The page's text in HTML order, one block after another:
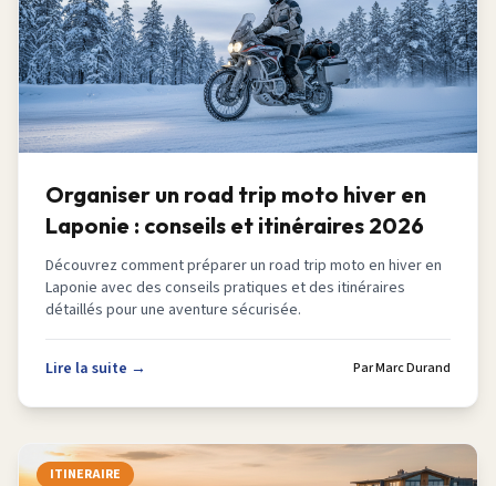
Organiser un road trip moto hiver en
Laponie : conseils et itinéraires 2026
Découvrez comment préparer un road trip moto en hiver en
Laponie avec des conseils pratiques et des itinéraires
détaillés pour une aventure sécurisée.
Lire la suite → ParMarc Durand
ITINERAIRE